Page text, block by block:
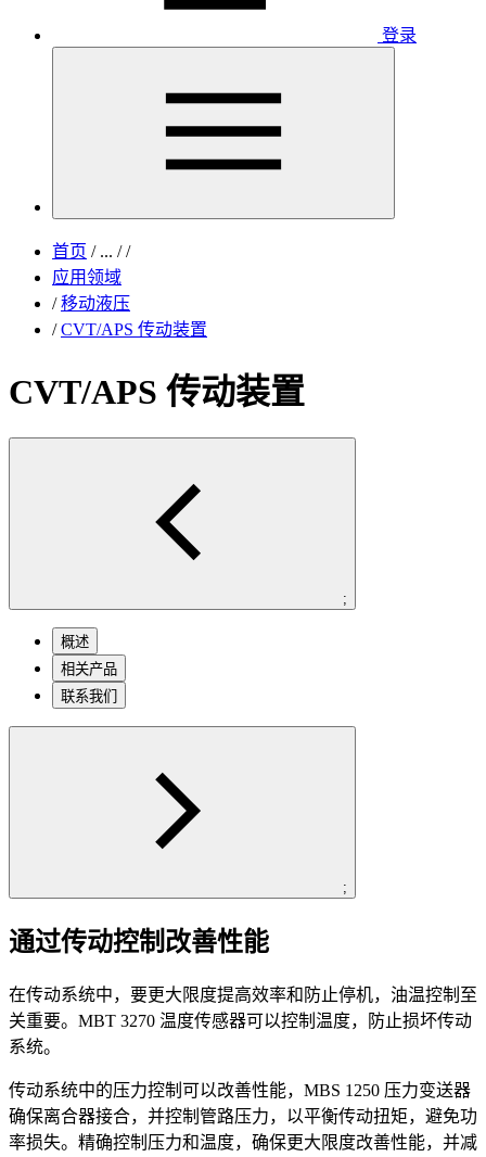
登录
首页 /... / /
应用领域
/ 移动液压
/ CVT/APS 传动装置
CVT/APS 传动装置
;
概述
相关产品
联系我们
;
通过传动控制改善性能
在传动系统中，要更大限度提高效率和防止停机，油温控制至
关重要。MBT 3270 温度传感器可以控制温度，防止损坏传动
系统。
传动系统中的压力控制可以改善性能，MBS 1250 压力变送器
确保离合器接合，并控制管路压力，以平衡传动扭矩，避免功
率损失。精确控制压力和温度，确保更大限度改善性能，并减